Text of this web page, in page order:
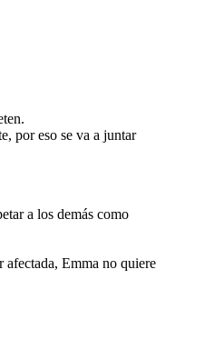
por eso se va a juntar
a los demás como
afectada, Emma no quiere